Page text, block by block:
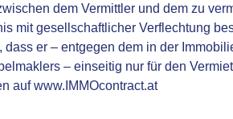
dem Vermittler und dem zu
mit gesellschaftlicher Verflechtung
er – entgegen dem in der
– einseitig nur für den
auf www.IMMOcontract.at